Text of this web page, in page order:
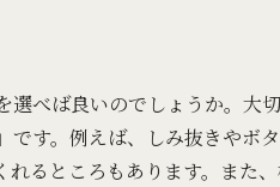
べば良いのでしょうか。大
す。例えば、しみ抜きやボ
るところもあります。また